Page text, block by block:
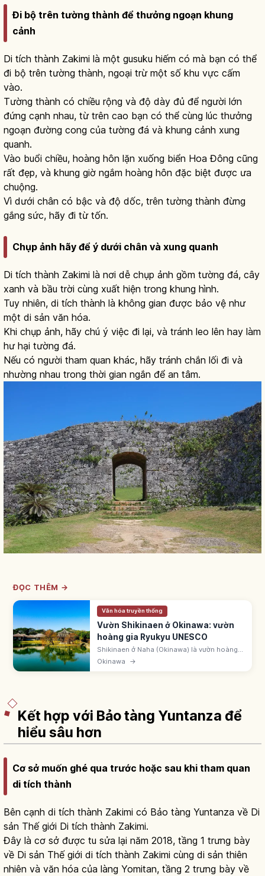
Đi bộ trên tường thành để thưởng ngoạn khung
cảnh
Di tích thành Zakimi là một gusuku hiếm có mà bạn có thể
đi bộ trên tường thành, ngoại trừ một số khu vực cấm
vào.
Tường thành có chiều rộng và độ dày đủ để người lớn
đứng cạnh nhau, từ trên cao bạn có thể cùng lúc thưởng
ngoạn đường cong của tường đá và khung cảnh xung
quanh.
Vào buổi chiều, hoàng hôn lặn xuống biển Hoa Đông cũng
rất đẹp, và khung giờ ngắm hoàng hôn đặc biệt được ưa
chuộng.
Vì dưới chân có bậc và độ dốc, trên tường thành đừng
gắng sức, hãy đi từ tốn.
Chụp ảnh hãy để ý dưới chân và xung quanh
Di tích thành Zakimi là nơi dễ chụp ảnh gồm tường đá, cây
xanh và bầu trời cùng xuất hiện trong khung hình.
Tuy nhiên, di tích thành là không gian được bảo vệ như
một di sản văn hóa.
Khi chụp ảnh, hãy chú ý việc đi lại, và tránh leo lên hay làm
hư hại tường đá.
Nếu có người tham quan khác, hãy tránh chắn lối đi và
nhường nhau trong thời gian ngắn để an tâm.
ĐỌC THÊM →
Văn hóa truyền thống
Vườn Shikinaen ở Okinawa: vườn
hoàng gia Ryukyu UNESCO
Shikinaen ở Naha (Okinawa) là vườn hoàng
gia Ryukyu lập 1799. UNESCO 2000 'Gusuku
Okinawa →
Kết hợp với Bảo tàng Yuntanza để
hiểu sâu hơn
Cơ sở muốn ghé qua trước hoặc sau khi tham quan
di tích thành
Bên cạnh di tích thành Zakimi có Bảo tàng Yuntanza về Di
sản Thế giới Di tích thành Zakimi.
Đây là cơ sở được tu sửa lại năm 2018, tầng 1 trưng bày
về Di sản Thế giới di tích thành Zakimi cùng di sản thiên
nhiên và văn hóa của làng Yomitan, tầng 2 trưng bày về